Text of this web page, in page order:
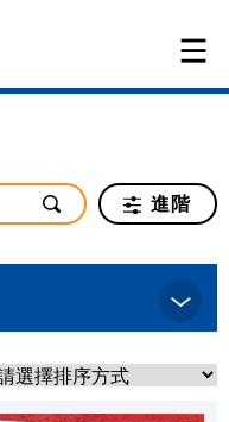
進階